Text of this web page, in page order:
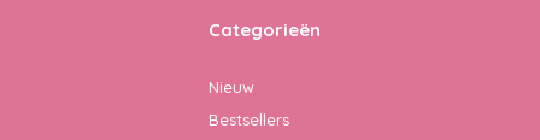
Categorieën
Nieuw
Bestsellers